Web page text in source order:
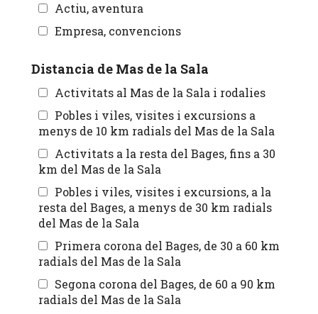
Actiu, aventura
Empresa, convencions
Distancia de Mas de la Sala
Activitats al Mas de la Sala i rodalies
Pobles i viles, visites i excursions a
menys de 10 km radials del Mas de la Sala
Activitats a la resta del Bages, fins a 30
km del Mas de la Sala
Pobles i viles, visites i excursions, a la
resta del Bages, a menys de 30 km radials
del Mas de la Sala
Primera corona del Bages, de 30 a 60 km
radials del Mas de la Sala
Segona corona del Bages, de 60 a 90 km
radials del Mas de la Sala